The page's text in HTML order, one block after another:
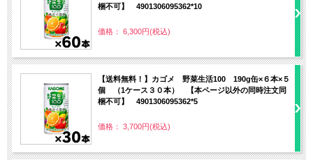
梱不可】 4901306095362*10
価格： 6,300円(税込)
【送料無料！】カゴメ 野菜生活100 190g缶×６本×５
個 （1ケース３０本） 【本ページ以外の同時注文同
梱不可】 4901306095362*5
価格： 3,700円(税込)